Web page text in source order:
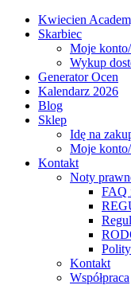
Kwiecien
Skarbiec
Moje
Wykup
Generator Ocen
Kalendarz 2026
Blog
Sklep
Idę na
Moje
Kontakt
Noty
FAQ
Kontakt
Współpraca